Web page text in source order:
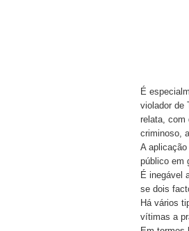
É
violador de
relata, com
criminoso,
A
público em
É inegável
se dois
Há vários
vítimas a